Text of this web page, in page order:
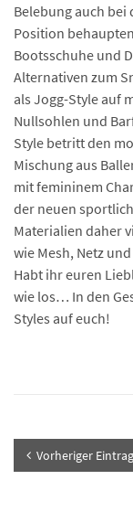
Belebung auch
Position
Bootsschuhe und
Alternativen zum
als Jogg-Style auf
Nullsohlen und
Style betritt den
Mischung aus
mit femininem
der neuen
Materialien daher
wie Mesh, Netz
Habt ihr euren
wie los… In den
Styles auf euch!
Vorheriger Eintrag